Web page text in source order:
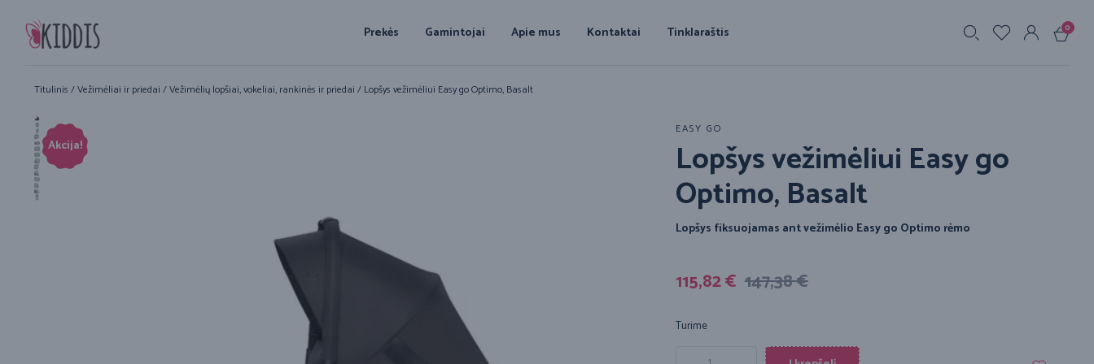
Prekės Gamintojai Apie mus Kontaktai Tinklaraštis 0
Titulinis /Vežimėliai ir priedai /Vežimėlių lopšiai, vokeliai, rankinės ir priedai / Lopšys vežimėliui Easy go Optimo, Basalt
Akcija!
EASY GO
Lopšys vežimėliui Easy go
Optimo, Basalt
Lopšys fiksuojamas ant vežimėlio Easy go Optimo rėmo
147,38€
115,82€
Turime